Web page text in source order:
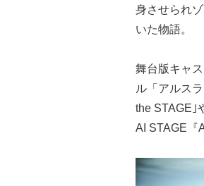
身させられ
いた物語。
舞台版キャ
ル「アルス
the STAGE｣
AI STAGE『